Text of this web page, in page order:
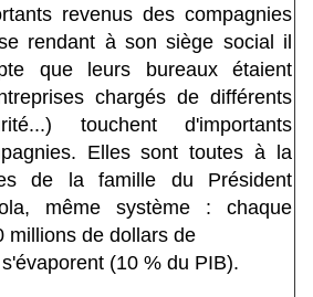
revenus des compagnies
rendant à son siège social il
que leurs bureaux étaient
chargés de différents
touchent d'importants
Elles sont toutes à la
de la famille du Président
même système : chaque
millions de dollars de
(10 % du PIB).